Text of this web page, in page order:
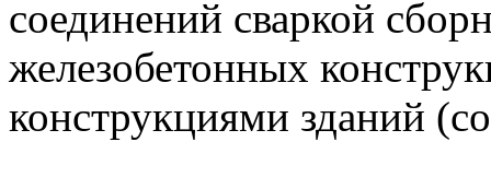
соединений сваркой
железобетонных
конструкциями зданий